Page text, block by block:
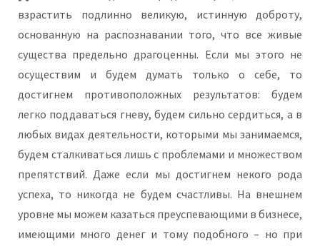
взрастить подлинно великую, истинную доброту,
основанную на распознавании того, что все живые
существа предельно драгоценны. Если мы этого не
осуществим и будем думать только о себе, то
достигнем противоположных результатов: будем
легко поддаваться гневу, будем сильно сердиться, а в
любых видах деятельности, которыми мы занимаемся,
будем сталкиваться лишь с проблемами и множеством
препятствий. Даже если мы достигнем некого рода
успеха, то никогда не будем счастливы. На внешнем
уровне мы можем казаться преуспевающими в бизнесе,
имеющими много денег и тому подобного – но при